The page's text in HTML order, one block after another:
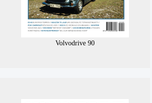
Volvodrive 90